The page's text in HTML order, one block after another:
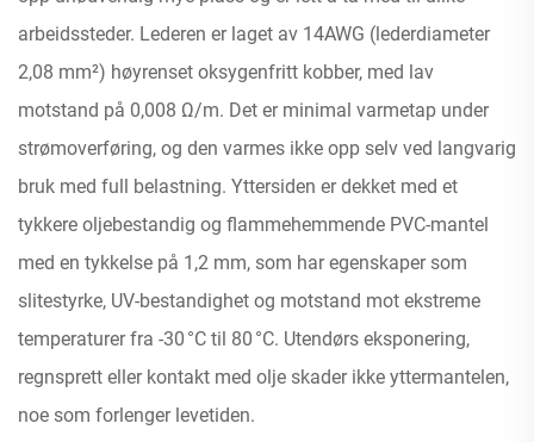
arbeidssteder. Lederen er laget av 14AWG (lederdiameter
2,08 mm²) høyrenset oksygenfritt kobber, med lav
motstand på 0,008 Ω/m. Det er minimal varmetap under
strømoverføring, og den varmes ikke opp selv ved langvarig
bruk med full belastning. Yttersiden er dekket med et
tykkere oljebestandig og flammehemmende PVC-mantel
med en tykkelse på 1,2 mm, som har egenskaper som
slitestyrke, UV-bestandighet og motstand mot ekstreme
temperaturer fra -30 °C til 80 °C. Utendørs eksponering,
regnsprett eller kontakt med olje skader ikke yttermantelen,
noe som forlenger levetiden.